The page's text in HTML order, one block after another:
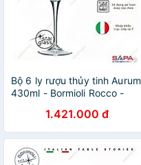
Bộ 6 ly rượu thủy tinh Aurum
430ml - Bormioli Rocco -
1.421.000 đ